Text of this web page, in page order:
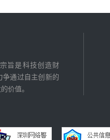
旨是科技创造财
争通过自主创新的
价值。